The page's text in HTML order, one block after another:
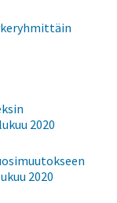
2020
2020